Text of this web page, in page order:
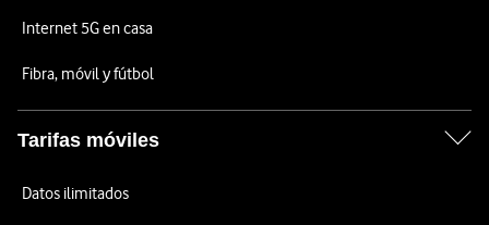
Internet 5G en casa
Fibra, móvil y fútbol
Tarifas móviles
Datos ilimitados